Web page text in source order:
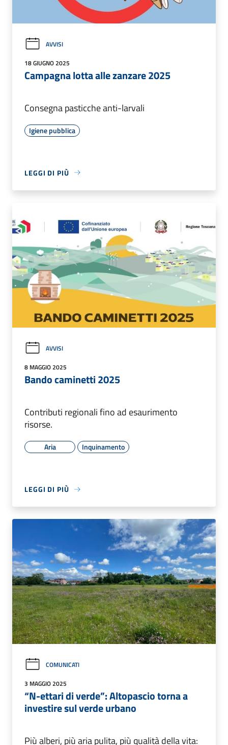
AVVISI
18 GIUGNO 2025
Campagna lotta alle zanzare 2025
Consegna pasticche anti-larvali
Igiene pubblica
LEGGI DI PIÙ
AVVISI
8 MAGGIO 2025
Bando caminetti 2025
Contributi regionali fino ad esaurimento
risorse.
Aria Inquinamento
LEGGI DI PIÙ
COMUNICATI
3 MAGGIO 2025
“N-ettari di verde”: Altopascio torna a
investire sul verde urbano
Più alberi, più aria pulita, più qualità della vita: